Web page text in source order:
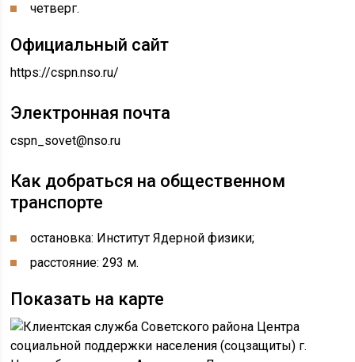
четверг.
Официальный сайт
https://cspn.nso.ru/
Электронная почта
cspn_sovet@nso.ru
Как добраться на общественном
транспорте
остановка: Институт Ядерной физики;
расстояние: 293 м.
Показать на карте